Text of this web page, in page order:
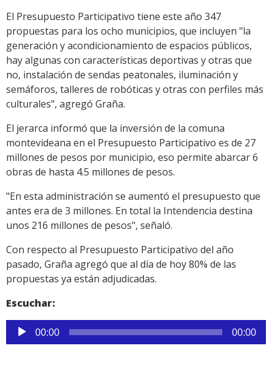
El Presupuesto Participativo tiene este año 347
propuestas para los ocho municipios, que incluyen "la
generación y acondicionamiento de espacios públicos,
hay algunas con características deportivas y otras que
no, instalación de sendas peatonales, iluminación y
semáforos, talleres de robóticas y otras con perfiles más
culturales", agregó Graña.
El jerarca informó que la inversión de la comuna
montevideana en el Presupuesto Participativo es de 27
millones de pesos por municipio, eso permite abarcar 6
obras de hasta 4.5 millones de pesos.
"En esta administración se aumentó el presupuesto que
antes era de 3 millones. En total la Intendencia destina
unos 216 millones de pesos", señaló.
Con respecto al Presupuesto Participativo del año
pasado, Graña agregó que al día de hoy 80% de las
propuestas ya están adjudicadas.
Escuchar:
Reproductor
de
00:00 00:00